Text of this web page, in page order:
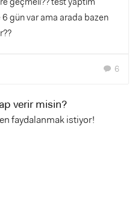
6 gün var ama arada bazen
chat 6
verir misin?
faydalanmak istiyor!